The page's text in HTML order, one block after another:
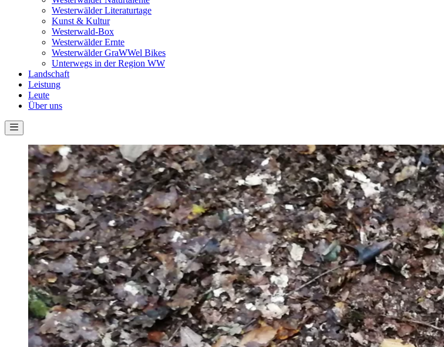
Westerwälder Literaturtage
Kunst & Kultur
Westerwald-Box
Westerwälder Ernte
Westerwälder GraWWel Bikes
Unterwegs in der Region WW
Landschaft
Leistung
Leute
Über uns